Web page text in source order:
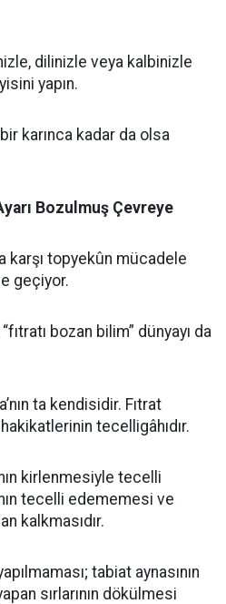
dilinizle veya kalbinizle
yapın.
karınca kadar da olsa
Bozulmuş Çevreye
karşı topyekûn mücadele
geçiyor.
bozan bilim” dünyayı da
ta kendisidir. Fıtrat
tecelligâhıdır.
kirlenmesiyle tecelli
tecelli edememesi ve
kalkmasıdır.
tabiat aynasının
sırlarının dökülmesi